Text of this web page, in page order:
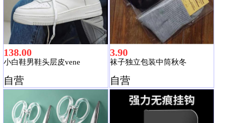
138.00
小白鞋男鞋头层皮vene
自营
3.90
袜子独立包装中筒秋冬
自营